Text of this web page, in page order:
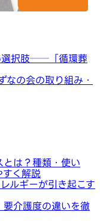
選択肢──「循環葬
の会の取り組み・
とは？種類・使い
すく解説
ルギーが引き起こす
要介護度の違いを徹